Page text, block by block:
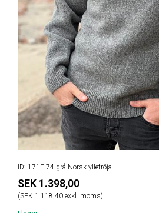
ID: 171F-74 grå Norsk ylletröja
SEK 1.398,00
(SEK 1.118,40 exkl. moms)